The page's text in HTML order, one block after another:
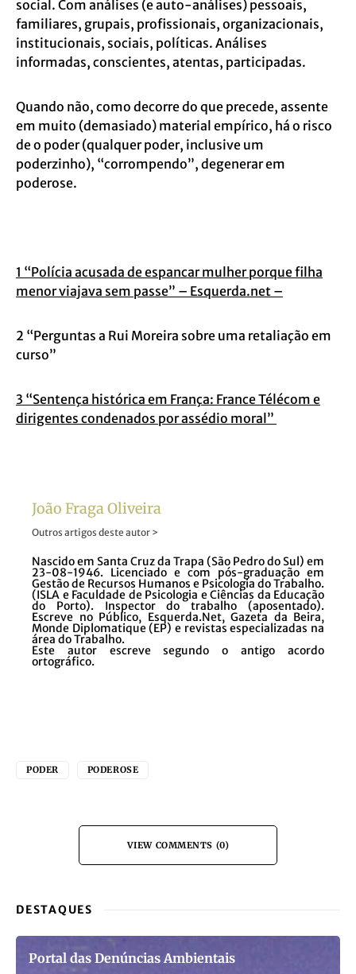
social. Com análises (e auto-análises) pessoais,
familiares, grupais, profissionais, organizacionais,
institucionais, sociais, políticas. Análises
informadas, conscientes, atentas, participadas.
Quando não, como decorre do que precede, assente
em muito (demasiado) material empírico, há o risco
de o poder (qualquer poder, inclusive um
poderzinho), “corrompendo”, degenerar em
poderose.
1 “Polícia acusada de espancar mulher porque filha
menor viajava sem passe” – Esquerda.net –
2 “Perguntas a Rui Moreira sobre uma retaliação em
curso”
3 “Sentença histórica em França: France Télécom e
dirigentes condenados por assédio moral”
João Fraga Oliveira
Outros artigos deste autor >
Nascido em Santa Cruz da Trapa (São Pedro do Sul) em
23-08-1946. Licenciado e com pós-graduação em
Gestão de Recursos Humanos e Psicologia do Trabalho.
(ISLA e Faculdade de Psicologia e Ciências da Educação
do Porto). Inspector do trabalho (aposentado).
Escreve no Público, Esquerda.Net, Gazeta da Beira,
Monde Diplomatique (EP) e revistas especializadas na
área do Trabalho.
Este autor escreve segundo o antigo acordo
ortográfico.
PODER PODEROSE
VIEW COMMENTS (0)
DESTAQUES
Portal das Denúncias Ambientais